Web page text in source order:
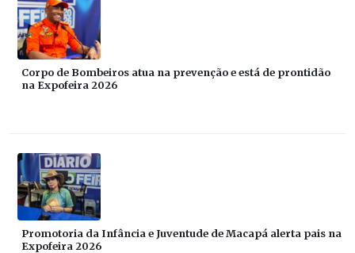
Corpo de Bombeiros atua na prevenção e está de prontidão
na Expofeira 2026
Promotoria da Infância e Juventude de Macapá alerta pais na
Expofeira 2026